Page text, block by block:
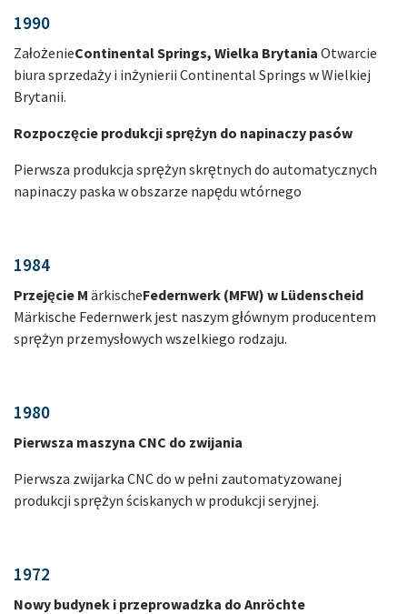
1990
ZałożenieContinental Springs, Wielka Brytania Otwarcie
biura sprzedaży i inżynierii Continental Springs w Wielkiej
Brytanii.
Rozpoczęcie produkcji sprężyn do napinaczy pasów
Pierwsza produkcja sprężyn skrętnych do automatycznych
napinaczy paska w obszarze napędu wtórnego
1984
Przejęcie M ärkischeFedernwerk (MFW) w Lüdenscheid
Märkische Federnwerk jest naszym głównym producentem
sprężyn przemysłowych wszelkiego rodzaju.
1980
Pierwsza maszyna CNC do zwijania
Pierwsza zwijarka CNC do w pełni zautomatyzowanej
produkcji sprężyn ściskanych w produkcji seryjnej.
1972
Nowy budynek i przeprowadzka do Anröchte